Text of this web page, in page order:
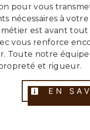
pour vous
nécessaires à
est avant tout
vous renforce
Toute notre
et rigueur.
EN